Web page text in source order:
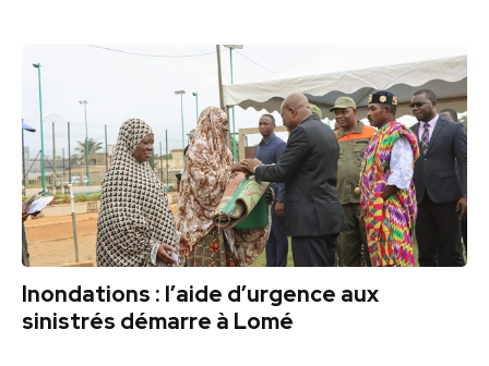
Inondations : l’aide d’urgence aux
sinistrés démarre à Lomé